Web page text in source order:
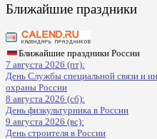
Ближайшие праздники
Ближайшие праздники России
7 августа 2026 (пт):
День Службы специальной связи и
охраны России
8 августа 2026 (сб):
День физкультурника в России
9 августа 2026 (вс):
День строителя в России